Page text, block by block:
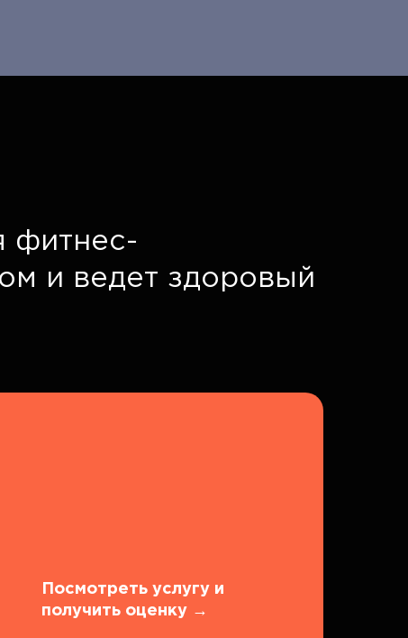
фитнес-
и ведет здоровый
Посмотреть услугу и
получить оценку →